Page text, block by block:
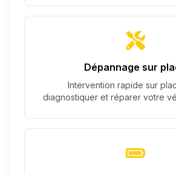
Dépannage sur
Intervention rapide sur
diagnostiquer et réparer votre